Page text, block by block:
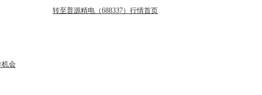
转至普源精电（688337）行情首页
机会